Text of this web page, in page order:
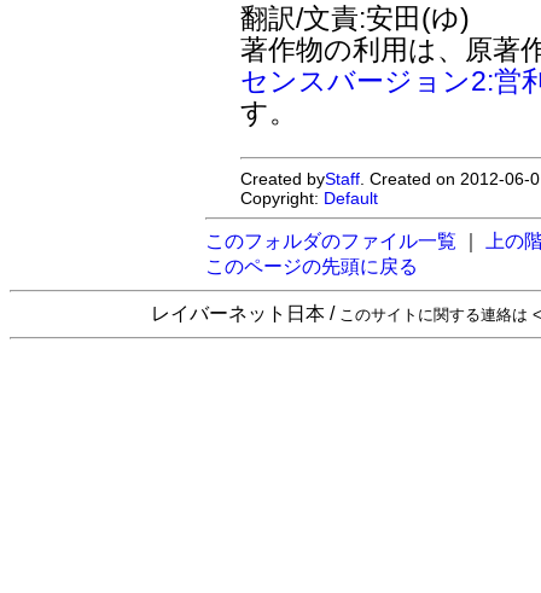
翻訳/文責:安田(ゆ)
著作物の利用は、原著
センスバージョン2:営
す。
Created byStaff . Created on 2012-
Copyright: Default
このフォルダのファイル一覧
上の
このページの先頭に戻る
レイバーネット日本 / このサイトに関する連絡は